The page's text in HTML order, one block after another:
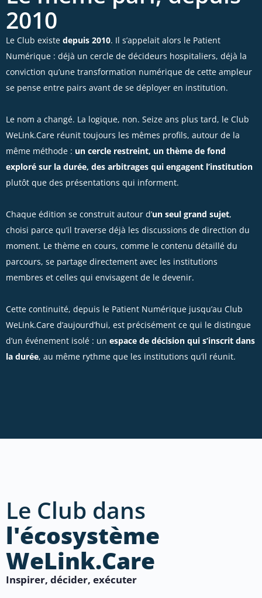
2010
Le Club existe depuis 2010. Il s’appelait alors le Patient
Numérique : déjà un cercle de décideurs hospitaliers, déjà la
conviction qu’une transformation numérique de cette ampleur
se pense entre pairs avant de se déployer en institution.
Le nom a changé. La logique, non. Seize ans plus tard, le Club
WeLink.Care réunit toujours les mêmes profils, autour de la
même méthode : un cercle restreint, un thème de fond
exploré sur la durée, des arbitrages qui engagent l’institution
plutôt que des présentations qui informent.
Chaque édition se construit autour d’un seul grand sujet,
choisi parce qu’il traverse déjà les discussions de direction du
moment. Le thème en cours, comme le contenu détaillé du
parcours, se partage directement avec les institutions
membres et celles qui envisagent de le devenir.
Cette continuité, depuis le Patient Numérique jusqu’au Club
WeLink.Care d’aujourd’hui, est précisément ce qui le distingue
d’un événement isolé : un espace de décision qui s’inscrit dans
la durée, au même rythme que les institutions qu’il réunit.
Le Club dans
l'écosystème
WeLink.Care
Inspirer, décider, exécuter